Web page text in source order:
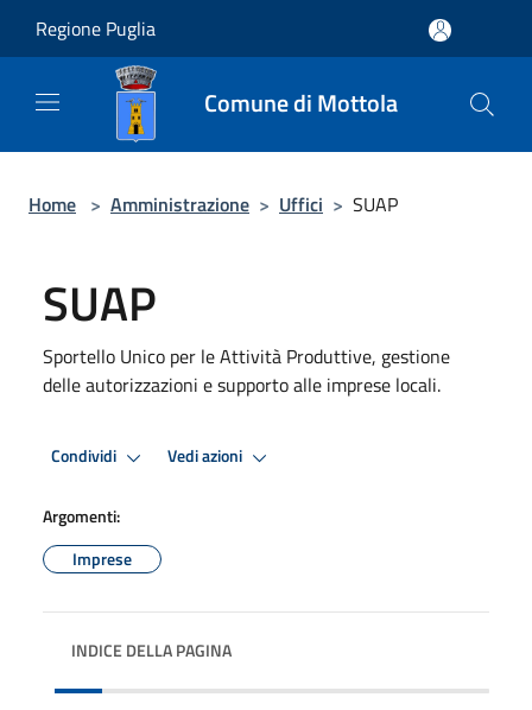
Regione Puglia
Comune di Mottola
Home > Amministrazione > Uffici > SUAP
SUAP
Sportello Unico per le Attività Produttive, gestione
delle autorizzazioni e supporto alle imprese locali.
Condividi Vedi azioni
Argomenti:
Imprese
INDICE DELLA PAGINA